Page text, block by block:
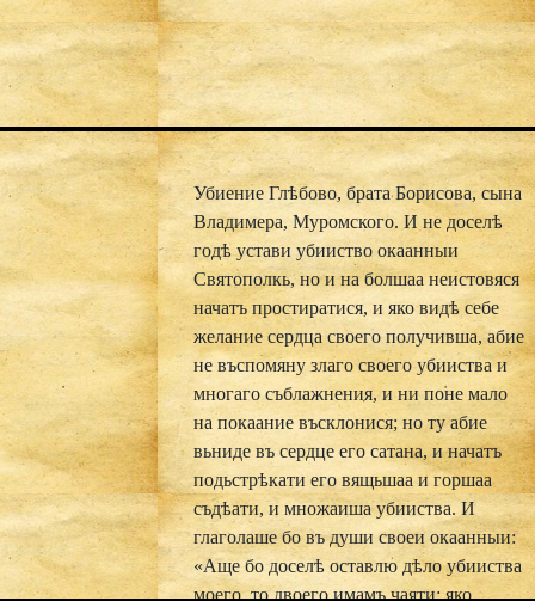
Убиение Глѣбово, брата Борисова, сына
Владимера, Муромского. И не доселѣ
годѣ устави убииство окаанныи
Святополкь, но и на болшаа неистовяся
начатъ простиратися, и яко видѣ себе
желание сердца своего получивша, абие
не въспомяну злаго своего убииства и
многаго съблажнения, и ни поне мало
на покаание въсклонися; но ту абие
вьниде въ сердце его сатана, и начатъ
подьстрѣкати его вящьшаа и горшаа
съдѣати, и множаиша убииства. И
глаголаше бо въ души своеи окаанныи:
«Аще бо доселѣ оставлю дѣло убииства
моего, то двоего имамъ чаяти: яко